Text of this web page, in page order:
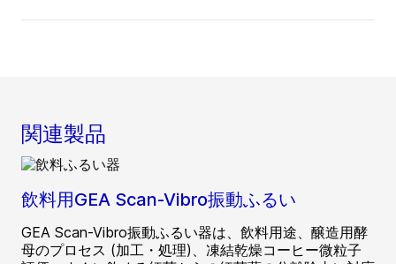
関連製品
飲料用GEA Scan-Vibro振動ふるい
GEA Scan-Vibro振動ふるい器は、飲料用途、醸造用酵
母のプロセス (加工・処理)、凍結乾燥コーヒー微粒子